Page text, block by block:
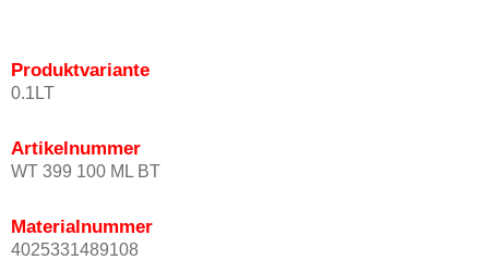
Produktvariante
0.1LT
Artikelnummer
WT 399 100 ML BT
Materialnummer
4025331489108